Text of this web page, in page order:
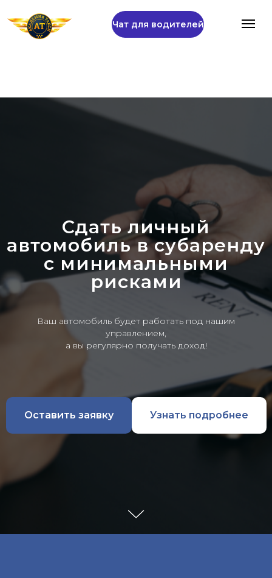
Чат для водителей
Сдать личный
автомобиль в субаренду
с минимальными
рисками
Ваш автомобиль будет работать под нашим
управлением,
а вы регулярно получать доход!
Оставить заявку Узнать подробнее